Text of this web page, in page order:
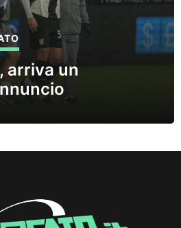
arriva un